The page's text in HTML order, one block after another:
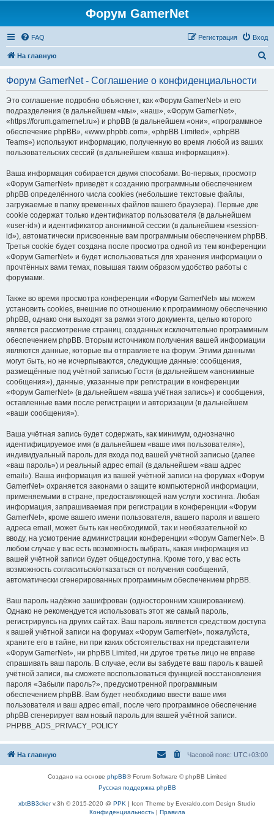
Форум GamerNet
FAQ Вход
Регистрация
На главную
Форум GamerNet - Соглашение о конфиденциальности
Это соглашение подробно объясняет, как «Форум GamerNet» и его
подразделения (в дальнейшем «мы», «наш», «Форум GamerNet»,
«https://forum.gamernet.ru») и phpBB (в дальнейшем «они», «программное
обеспечение phpBB», «www.phpbb.com», «phpBB Limited», «phpBB
Teams») используют информацию, полученную во время любой из ваших
пользовательских сессий (в дальнейшем «ваша информация»).
Ваша информация собирается двумя способами. Во-первых, просмотр
«Форум GamerNet» приведёт к созданию программным обеспечением
phpBB определённого числа cookies (небольшие текстовые файлы,
загружаемые в папку временных файлов вашего браузера). Первые две
cookie содержат только идентификатор пользователя (в дальнейшем
«user-id») и идентификатор анонимной сессии (в дальнейшем «session-
id»), автоматически присвоенные вам программным обеспечением phpBB.
Третья cookie будет создана после просмотра одной из тем конференции
«Форум GamerNet» и будет использоваться для хранения информации о
прочтённых вами темах, повышая таким образом удобство работы с
форумами.
Также во время просмотра конференции «Форум GamerNet» мы можем
установить cookies, внешние по отношению к программному обеспечению
phpBB, однако они выходят за рамки этого документа, целью которого
является рассмотрение страниц, созданных исключительно программным
обеспечением phpBB. Вторым источником получения вашей информации
являются данные, которые вы отправляете на форум. Этими данными
могут быть, но не исчерпываются, следующие данные: сообщения,
размещённые под учётной записью Гостя (в дальнейшем «анонимные
сообщения»), данные, указанные при регистрации в конференции
«Форум GamerNet» (в дальнейшем «ваша учётная запись») и сообщения,
оставленные вами после регистрации и авторизации (в дальнейшем
«ваши сообщения»).
Ваша учётная запись будет содержать, как минимум, однозначно
идентифицируемое имя (в дальнейшем «ваше имя пользователя»),
индивидуальный пароль для входа под вашей учётной записью (далее
«ваш пароль») и реальный адрес email (в дальнейшем «ваш адрес
email»). Ваша информация из вашей учётной записи на форумах «Форум
GamerNet» охраняется законами о защите компьютерной информации,
применяемыми в стране, предоставляющей нам услуги хостинга. Любая
информация, запрашиваемая при регистрации в конференции «Форум
GamerNet», кроме вашего имени пользователя, вашего пароля и вашего
адреса email, может быть как необходимой, так и необязательной ко
вводу, на усмотрение администрации конференции «Форум GamerNet». В
любом случае у вас есть возможность выбрать, какая информация из
вашей учётной записи будет общедоступна. Кроме того, у вас есть
возможность согласиться/отказаться от получения сообщений,
автоматически сгенерированных программным обеспечением phpBB.
Ваш пароль надёжно зашифрован (односторонним хэшированием).
Однако не рекомендуется использовать этот же самый пароль,
регистрируясь на других сайтах. Ваш пароль является средством доступа
к вашей учётной записи на форумах «Форум GamerNet», пожалуйста,
храните его в тайне, ни при каких обстоятельствах ни представители
«Форум GamerNet», ни phpBB Limited, ни другое третье лицо не вправе
спрашивать ваш пароль. В случае, если вы забудете ваш пароль к вашей
учётной записи, вы сможете воспользоваться функцией восстановления
пароля «Забыли пароль?», предусмотренной программным
обеспечением phpBB. Вам будет необходимо ввести ваше имя
пользователя и ваш адрес email, после чего программное обеспечение
phpBB сгенерирует вам новый пароль для вашей учётной записи.
PHPBB_ADS_PRIVACY_POLICY
На главную Часовой пояс: UTC+03:00
Создано на основе phpBB® Forum Software © phpBB Limited
Русская поддержка phpBB
xbtBB3ckerv.3h © 2015-2020 @ PPK | Icon Theme by Everaldo.com Design Studio
Конфиденциальность| Правила